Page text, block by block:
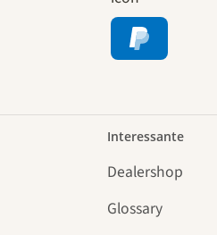
Interessante
Dealershop
Glossary